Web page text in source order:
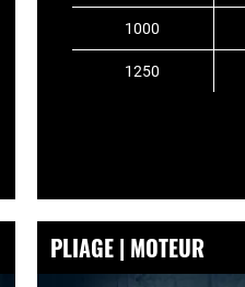
1000
1250
PLIAGE | MOTEUR